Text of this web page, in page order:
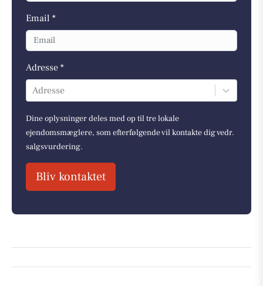
Email *
Adresse *
Adresse
Dine oplysninger deles med op til tre lokale
ejendomsmæglere, som efterfølgende vil kontakte dig vedr.
salgsvurdering.
Bliv kontaktet